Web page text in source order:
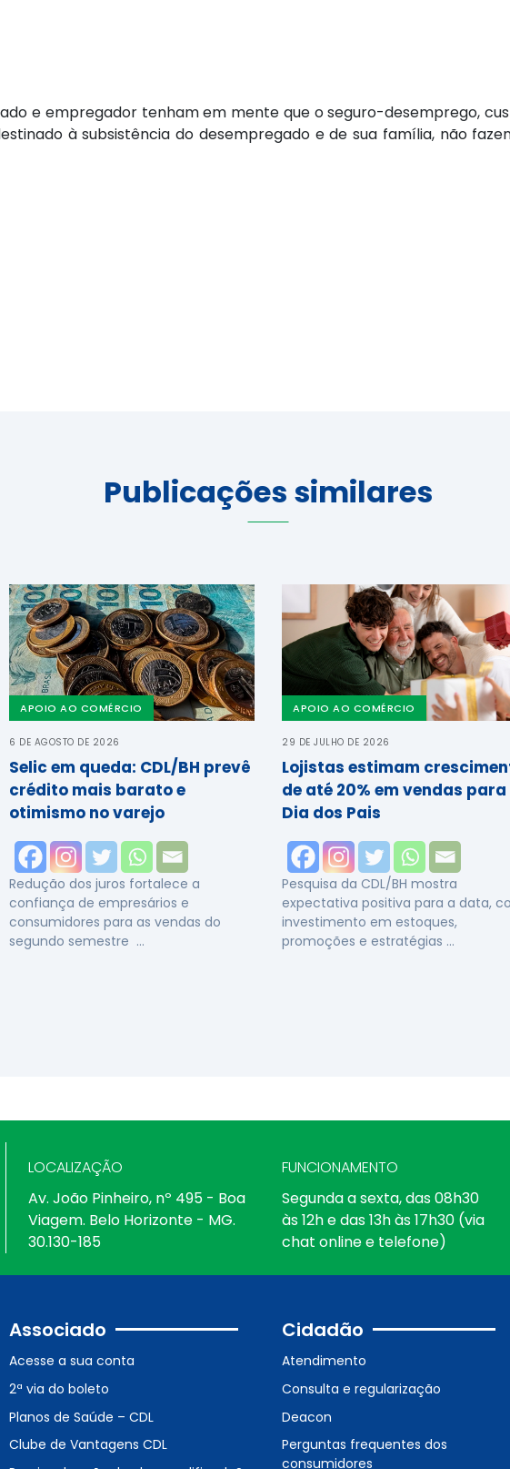
e empregador tenham em mente que o seguro-desemprego,
à subsistência do desempregado e de sua família, não
Publicações similares
APOIO AO COMÉRCIO
6 DE AGOSTO DE 2026
Selic em queda: CDL/BH prevê
crédito mais barato e
otimismo no varejo
Redução dos juros fortalece a
confiança de empresários e
consumidores para as vendas do
segundo semestre …
APOIO AO COMÉRCIO
29 DE JULHO DE 2026
Lojistas estimam
de até 20% em vendas para
Dia dos Pais
Pesquisa da CDL/BH mostra
expectativa positiva para a data,
investimento em estoques,
promoções e estratégias …
LOCALIZAÇÃO
Av. João Pinheiro, nº 495 - Boa
Viagem. Belo Horizonte - MG.
30.130-185
FUNCIONAMENTO
Segunda a sexta, das 08h30
às 12h e das 13h às 17h30 (via
chat online e telefone)
Associado
Acesse a sua conta
2ª via do boleto
Planos de Saúde – CDL
Clube de Vantagens CDL
Cidadão
Atendimento
Consulta e regularização
Deacon
Perguntas frequentes dos
consumidores